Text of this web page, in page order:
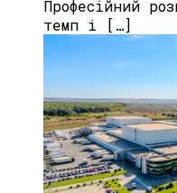
Професійний
темп і […]